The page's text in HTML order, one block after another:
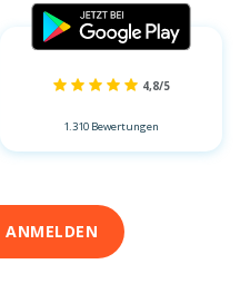
4,8/5
1.310 Bewertungen
ANMELDEN